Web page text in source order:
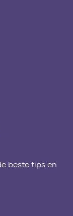
beste tips en